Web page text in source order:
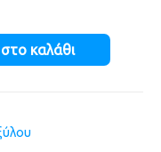
καλάθι